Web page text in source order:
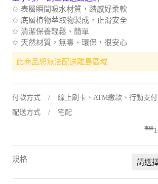
✩ 表層瞬間吸水材質，踏感好柔軟
✩ 底層植物萃取物製成，止滑安全
✩ 清潔保養輕鬆、簡單
✩ 天然材質，無毒、環保，很安心
此商品恕無法配送離島區域
付款方式
線上刷卡、ATM繳款、行動支
配送方式
宅配
規格